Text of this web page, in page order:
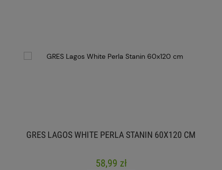
GRES LAGOS WHITE PERLA STANIN 60X120 CM
58,99 zł